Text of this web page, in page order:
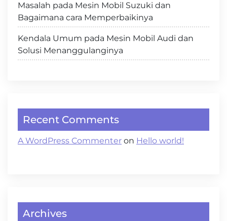
Masalah pada Mesin Mobil Suzuki dan
Bagaimana cara Memperbaikinya
Kendala Umum pada Mesin Mobil Audi dan
Solusi Menanggulanginya
Recent Comments
A WordPress Commenter on Hello world!
Archives